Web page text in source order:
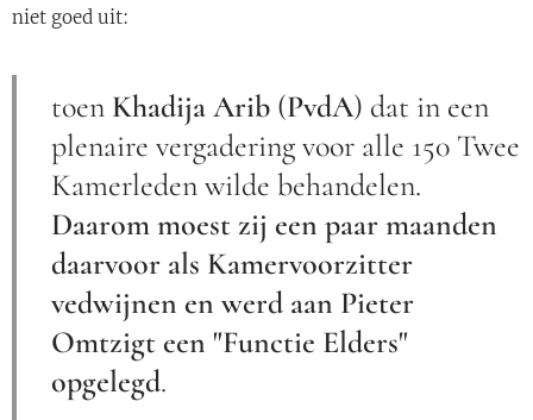
niet goed uit:
toen Khadija Arib (PvdA) dat in een
plenaire vergadering voor alle 150 Twee
Kamerleden wilde behandelen.
Daarom moest zij een paar maanden
daarvoor als Kamervoorzitter
vedwijnen en werd aan Pieter
Omtzigt een "Functie Elders"
opgelegd.